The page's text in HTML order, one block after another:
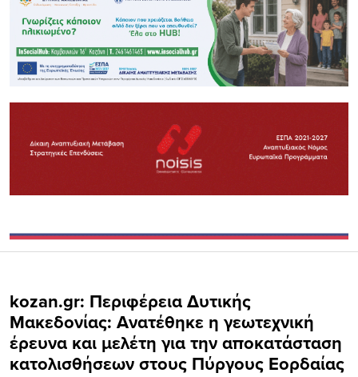
kozan.gr: Περιφέρεια Δυτικής
Μακεδονίας: Ανατέθηκε η γεωτεχνική
έρευνα και μελέτη για την αποκατάσταση
κατολισθήσεων στους Πύργους Εορδαίας